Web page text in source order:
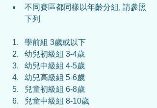
不同賽區都同樣以年齡分組, 請參照
下列
學前組 3歲或以下
幼兒初級組 3-4歲
幼兒中級組 4-5歲
幼兒高級組 5-6歲
兒童初級組 6-8歲
兒童中級組 8-10歲